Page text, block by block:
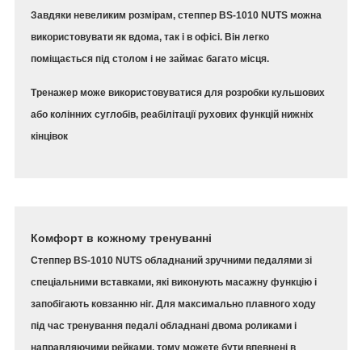
Комфорт в кожному тренуванні
Степпер BS-1010 NUTS обладнаний зручними педалями зі
спеціальними вставками, які виконують масажну функцію і
запобігають ковзанню ніг. Для максимально плавного ходу
під час тренування педалі обладнані двома роликами і
направляючими рейками, тому можете бути впевнені в
Завдяки невеликим розмірам, степпер BS-1010 NUTS можна
використовувати як вдома, так і в офісі. Він легко
поміщається під столом і не займає багато місця.
Тренажер може використовуватися для розробки кульшових
або колінних суглобів, реабілітації рухових функцій нижніх
кінцівок